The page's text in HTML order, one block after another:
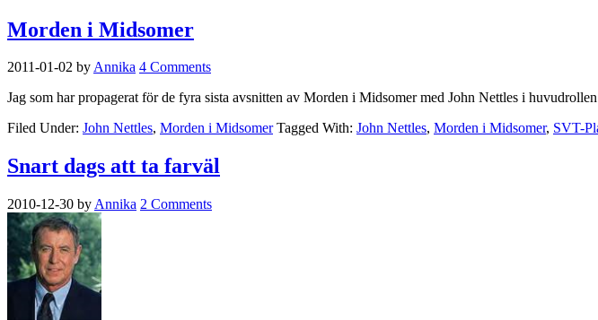
Morden i Midsomer
2011-01-02 byAnnika 4 Comments
Jag som har propagerat för de fyra sista avsnitten av Morden i Midsomer med John Nettles i
Filed Under: John Nettles, Morden i Midsomer Tagged With: John Nettles, Morden i Midsomer, SVT-
Snart dags att ta farväl
2010-12-30 by Annika 2 Comments